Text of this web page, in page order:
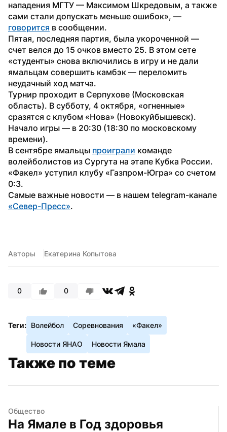
нападения МГТУ — Максимом Шкредовым, а также
говорится в сообщении.
Пятая, последняя партия, была укороченной —
счет велся до 15 очков вместо 25. В этом сете
«студенты» снова включились в игру и не дали
ямальцам совершить камбэк — переломить
неудачный ход матча.
Турнир проходит в Серпухове (Московская
область). В субботу, 4 октября, «огненные»
сразятся с клубом «Нова» (Новокуйбышевск).
Начало игры — в 20:30 (18:30 по московскому
времени).
В сентябре ямальцы проиграли команде
волейболистов из Сургута на этапе Кубка России.
«Факел» уступил клубу «Газпром-Югра» со счетом
0:3.
«Север-Пресс».
Авторы Екатерина Копытова
0 0
Теги: Волейбол Соревнования «Факел»
Новости ЯНАО Новости Ямала
Также по теме
Общество
На Ямале в Год здоровья